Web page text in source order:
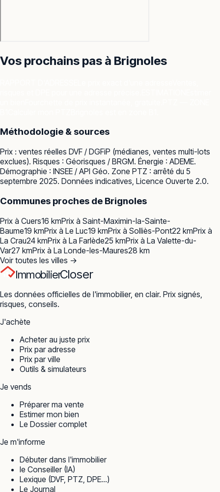
Vos prochains pas à Brignoles
Méthodologie & sources
Prix : ventes réelles DVF / DGFiP (médianes, ventes multi-lots
exclues). Risques : Géorisques / BRGM. Énergie : ADEME.
Démographie : INSEE / API Géo. Zone PTZ : arrêté du 5
septembre 2025. Données indicatives, Licence Ouverte 2.0.
Communes proches de Brignoles
Prix à Cuers16 kmPrix à Saint-Maximin-la-Sainte-
Baume19 kmPrix à Le Luc19 kmPrix à Solliès-Pont22 kmPrix à
La Crau24 kmPrix à La Farlède25 kmPrix à La Valette-du-
Var27 kmPrix à La Londe-les-Maures28 km
Voir toutes les villes →
ImmobilierCloser
Les données officielles de l'immobilier, en clair. Prix signés,
risques, conseils.
J'achète
Acheter au juste prix
Prix par adresse
Prix par ville
Outils & simulateurs
Je vends
Préparer ma vente
Estimer mon bien
Le Dossier complet
Je m'informe
Débuter dans l'immobilier
le Conseiller (IA)
Lexique (DVF, PTZ, DPE…)
Le Journal